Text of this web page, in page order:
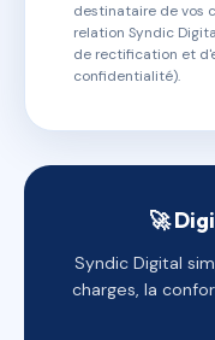
destinataire de vos
relation Syndic
de rectification et
confidentialité).
🚀
Syndic Digital
charges, la